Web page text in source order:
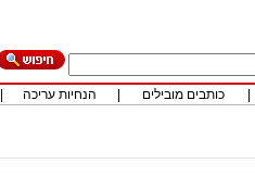
כותבים מובילים הנחיות עריכה